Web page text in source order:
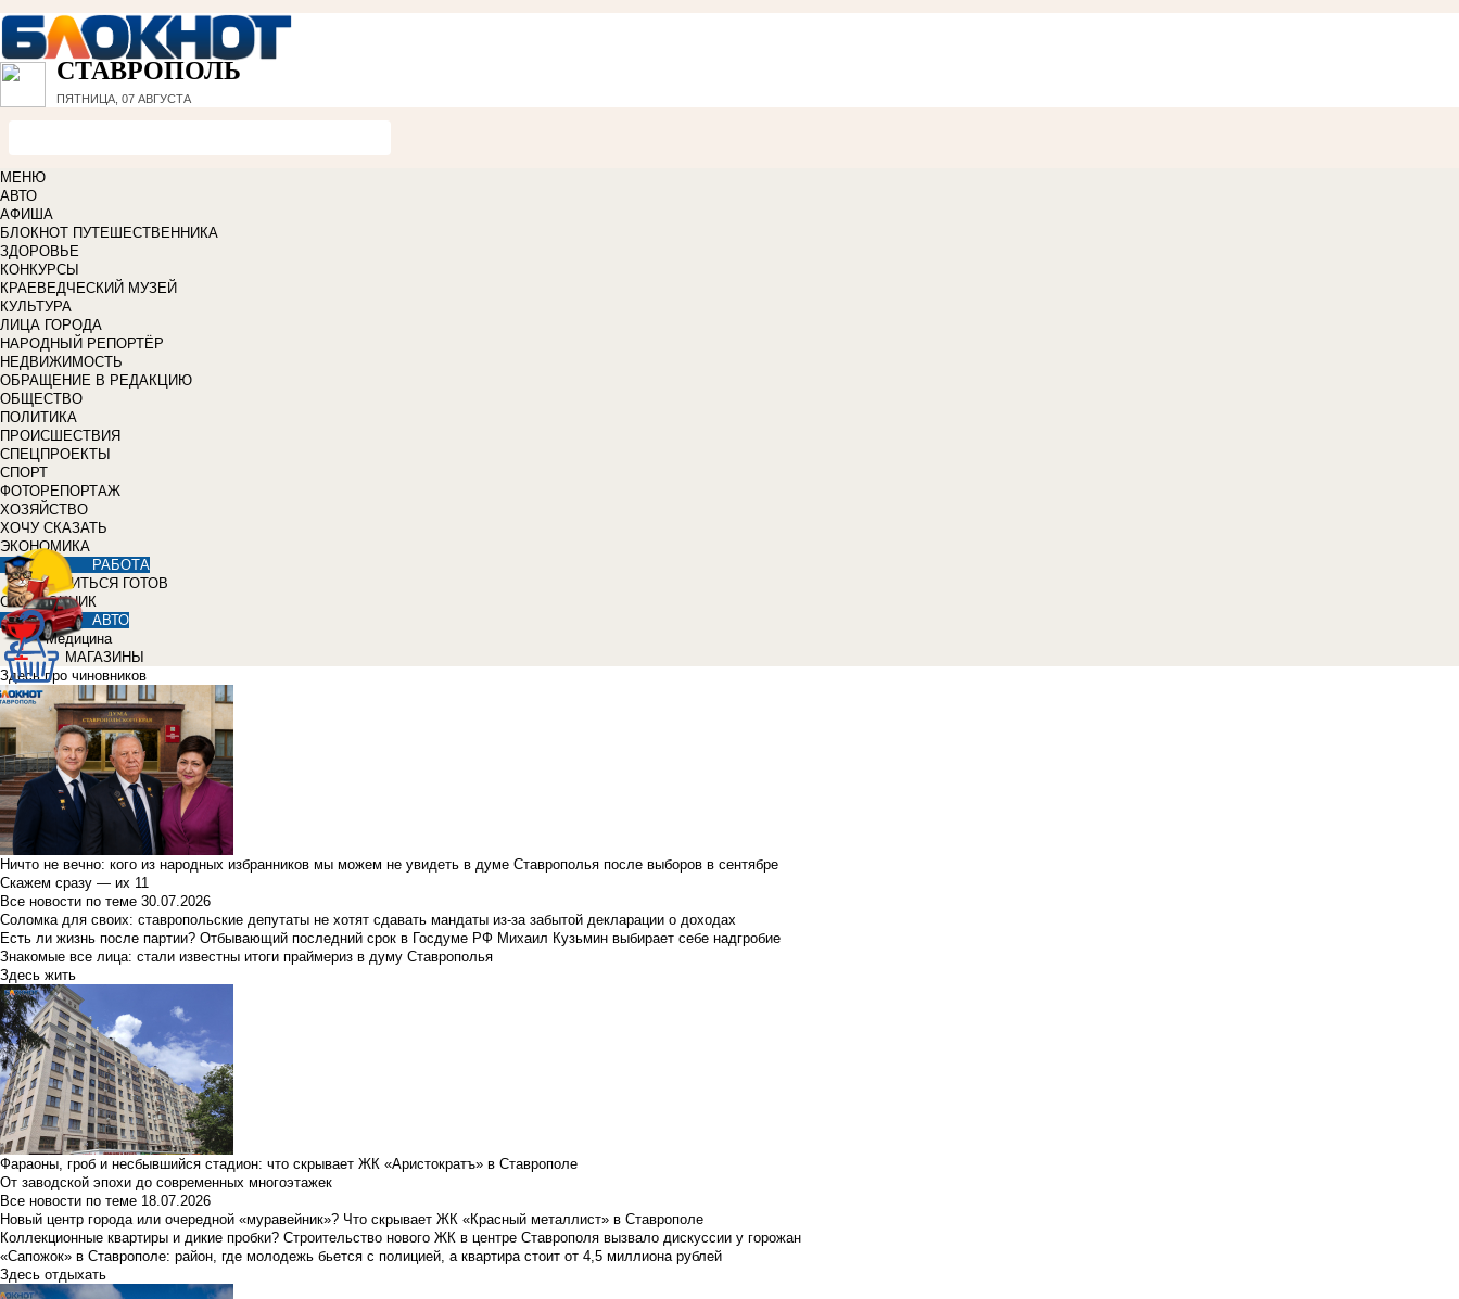
СТАВРОПОЛЬ
ПЯТНИЦА, 07 АВГУСТА
МЕНЮ
АВТО
АФИША
БЛОКНОТ ПУТЕШЕСТВЕННИКА
ЗДОРОВЬЕ
КОНКУРСЫ
КРАЕВЕДЧЕСКИЙ МУЗЕЙ
КУЛЬТУРА
ЛИЦА ГОРОДА
НАРОДНЫЙ РЕПОРТЁР
НЕДВИЖИМОСТЬ
ОБРАЩЕНИЕ В РЕДАКЦИЮ
ОБЩЕСТВО
ПОЛИТИКА
ПРОИСШЕСТВИЯ
СПЕЦПРОЕКТЫ
СПОРТ
ФОТОРЕПОРТАЖ
ХОЗЯЙСТВО
ХОЧУ СКАЗАТЬ
ЭКОНОМИКА
РАБОТА
УЧИТЬСЯ ГОТОВ
СПРАВОЧНИК
АВТО
Медицина
МАГАЗИНЫ
Здесь про чиновников
Ничто не вечно: кого из народных избранников мы можем не увидеть в думе Ставрополья после выборов в сентябре
Скажем сразу — их 11
Все новости по теме 30.07.2026
Соломка для своих: ставропольские депутаты не хотят сдавать мандаты из-за забытой декларации о доходах
Есть ли жизнь после партии? Отбывающий последний срок в Госдуме РФ Михаил Кузьмин выбирает себе надгробие
Знакомые все лица: стали известны итоги праймериз в думу Ставрополья
Здесь жить
Фараоны, гроб и несбывшийся стадион: что скрывает ЖК «Аристократъ» в Ставрополе
От заводской эпохи до современных многоэтажек
Все новости по теме 18.07.2026
Новый центр города или очередной «муравейник»? Что скрывает ЖК «Красный металлист» в Ставрополе
Коллекционные квартиры и дикие пробки? Строительство нового ЖК в центре Ставрополя вызвало дискуссии у горожан
«Сапожок» в Ставрополе: район, где молодежь бьется с полицией, а квартира стоит от 4,5 миллиона рублей
Здесь отдыхать